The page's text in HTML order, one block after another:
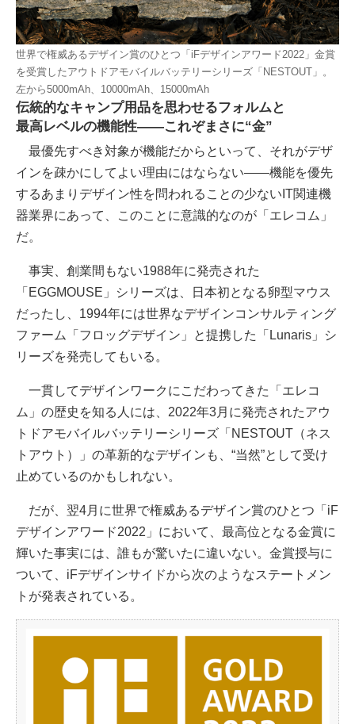
世界で権威あるデザイン賞のひとつ「iFデザインアワード2022」金賞
を受賞したアウトドアモバイルバッテリーシリーズ「NESTOUT」。
左から5000mAh、10000mAh、15000mAh
伝統的なキャンプ用品を思わせるフォルムと
最高レベルの機能性――これぞまさに“金”
最優先すべき対象が機能だからといって、それがデザ
インを疎かにしてよい理由にはならない――機能を優先
するあまりデザイン性を問われることの少ないIT関連機
器業界にあって、このことに意識的なのが「エレコム」
だ。
事実、創業間もない1988年に発売された
「EGGMOUSE」シリーズは、日本初となる卵型マウス
だったし、1994年には世界なデザインコンサルティング
ファーム「フロッグデザイン」と提携した「Lunaris」シ
リーズを発売してもいる。
一貫してデザインワークにこだわってきた「エレコ
ム」の歴史を知る人には、2022年3月に発売されたアウ
トドアモバイルバッテリーシリーズ「NESTOUT（ネス
トアウト）」の革新的なデザインも、“当然”として受け
止めているのかもしれない。
だが、翌4月に世界で権威あるデザイン賞のひとつ「iF
デザインアワード2022」において、最高位となる金賞に
輝いた事実には、誰もが驚いたに違いない。金賞授与に
ついて、iFデザインサイドから次のようなステートメン
トが発表されている。